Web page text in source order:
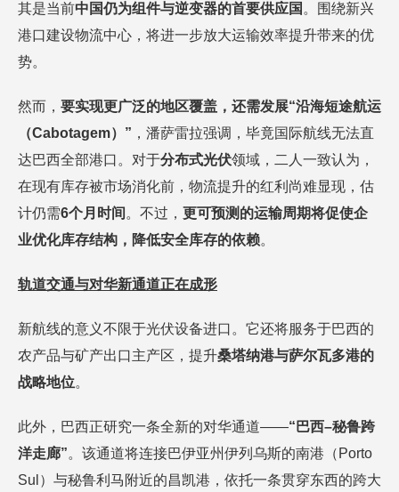
其是当前中国仍为组件与逆变器的首要供应国 。围绕新兴
港口建设物流中心，将进一步放大运输效率提升带来的优
势。
然而， 要实现更广泛的地区覆盖，还需发展“沿海短途航运
（Cabotagem）” ，潘萨雷拉强调，毕竟国际航线无法直
达巴西全部港口。对于分布式光伏领域，二人一致认为，
在现有库存被市场消化前，物流提升的红利尚难显现，估
计仍需6个月时间 。不过， 更可预测的运输周期将促使企
业优化库存结构，降低安全库存的依赖。
轨道交通与对华新通道正在成形
新航线的意义不限于光伏设备进口。它还将服务于巴西的
农产品与矿产出口主产区，提升桑塔纳港与萨尔瓦多港的
战略地位。
此外，巴西正研究一条全新的对华通道——“巴西–秘鲁跨
洋走廊”。该通道将连接巴伊亚州伊列乌斯的南港（Porto
Sul）与秘鲁利马附近的昌凯港，依托一条贯穿东西的跨大